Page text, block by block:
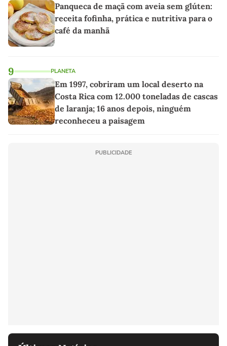
Panqueca de maçã com aveia sem glúten:
receita fofinha, prática e nutritiva para o
café da manhã
9 PLANETA
Em 1997, cobriram um local deserto na
Costa Rica com 12.000 toneladas de cascas
de laranja; 16 anos depois, ninguém
reconheceu a paisagem
PUBLICIDADE